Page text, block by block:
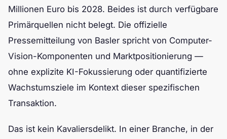
Millionen Euro bis 2028. Beides ist durch verfügbare
Primärquellen nicht belegt. Die offizielle
Pressemitteilung von Basler spricht von Computer-
Vision-Komponenten und Marktpositionierung —
ohne explizite KI-Fokussierung oder quantifizierte
Wachstumsziele im Kontext dieser spezifischen
Transaktion.
Das ist kein Kavaliersdelikt. In einer Branche, in der